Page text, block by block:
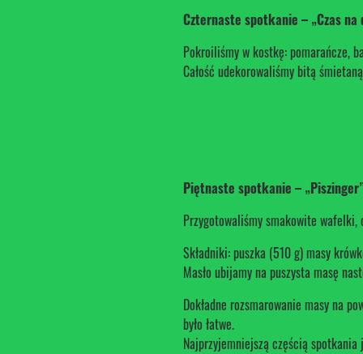
Czternaste spotkanie – „Czas na
Pokroiliśmy w kostkę: pomarańcze,
Całość udekorowaliśmy bitą
Piętnaste spotkanie –
Przygotowaliśmy smakowite
Składniki: puszka (510 g) masy
Masło ubijamy na puszysta masę
Dokładne rozsmarowanie masy na
było łatwe.
Najprzyjemniejszą częścią spotkania